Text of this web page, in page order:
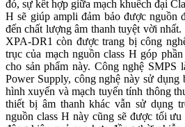
đó, sự kết hợp giữa mạch khuếch đại
H sẽ giúp ampli đảm bảo được nguồn
đến chất lượng âm thanh tuyệt vời
XPA-DR1 còn được trang bị công
trục của mạch nguồn class H góp
cho sản phẩm này. Công nghệ SMPS
Power Supply, công nghệ này sử dụng
hình xuyến và mạch tuyến tính thông
thiết bị âm thanh khác vẫn sử dụng
nguồn class H này cũng sẽ được tối